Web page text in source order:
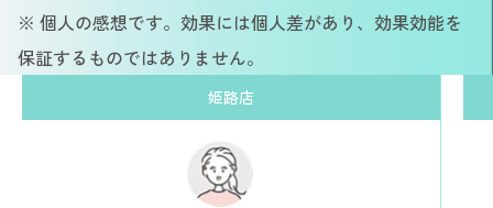
※ 個人の感想です。効果には個人差があり、効果効能を
保証するものではありません。
姫路店